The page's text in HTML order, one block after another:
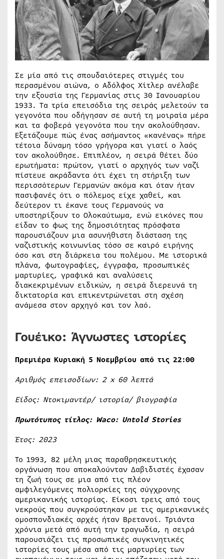
Σε μία από τις σπουδαιότερες στιγμές του
περασμένου αιώνα, ο Αδόλφος Χίτλερ ανέλαβε
την εξουσία της Γερμανίας στις 30 Ιανουαρίου
1933. Τα τρία επεισόδια της σειράς μελετούν τα
γεγονότα που οδήγησαν σε αυτή τη μοιραία μέρα
και τα φοβερά γεγονότα που την ακολούθησαν.
Εξετάζουμε πώς ένας ασήμαντος «κανένας» πήρε
τέτοια δύναμη τόσο γρήγορα και γιατί ο λαός
τον ακολούθησε. Επιπλέον, η σειρά θέτει δύο
ερωτήματα: πρώτον, γιατί ο αρχηγός των ναζί
πίστευε ακράδαντα ότι έχει τη στήριξη των
περισσότερων Γερμανών ακόμα και όταν ήταν
πασιφανές ότι ο πόλεμος είχε χαθεί, και
δεύτερον τι έκανε τους Γερμανούς να
υποστηρίξουν το Ολοκαύτωμα, ενώ εικόνες που
είδαν το φως της δημοσιότητας πρόσφατα
παρουσιάζουν μια ασυνήθιστη διάσταση της
ναζιστικής κοινωνίας τόσο σε καιρό ειρήνης
όσο και στη διάρκεια του πολέμου. Με ιστορικά
πλάνα, φωτογραφίες, έγγραφα, προσωπικές
μαρτυρίες, γραφικά και αναλύσεις
διακεκριμένων ειδικών, η σειρά διερευνά τη
δικτατορία και επικεντρώνεται στη σχέση
ανάμεσα στον αρχηγό και τον λαό.
Γουέικο: Άγνωστες ιστορίες
Πρεμιέρα Κυριακή 5 Νοεμβρίου από τις 22:00
Αριθμός επεισοδίων: 2 x60 λεπτά
Είδος: Ντοκιμαντέρ/ ιστορία/ βιογραφία
Πρωτότυπος τίτλος: Waco: Untold Stories
Έτος: 2023
Το 1993, 82 μέλη μιας παραθρησκευτικής
οργάνωση που αποκαλούνταν Δαβιδιστές έχασαν
τη ζωή τους σε μια από τις πλέον
αμφιλεγόμενες πολιορκίες της σύγχρονης
αμερικανικής ιστορίας. Είκοσι τρεις από τους
νεκρούς που συγκρούστηκαν με τις αμερικανικές
ομοσπονδιακές αρχές ήταν Βρετανοί. Τριάντα
χρόνια μετά από αυτή την τραγωδία, η σειρά
παρουσιάζει τις προσωπικές συγκινητικές
ιστορίες τους μέσα από τις μαρτυρίες των